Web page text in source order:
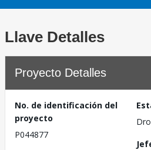
Llave Detalles
Proyecto Detalles
No. de identificación del
proyecto
P044877